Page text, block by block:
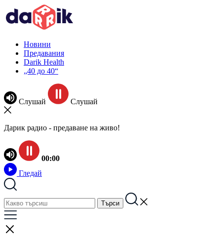
Новини
Предавания
Darik Health
„40 до 40“
Слушай Слушай
Дарик радио - предаване на живо!
00:00
Гледай